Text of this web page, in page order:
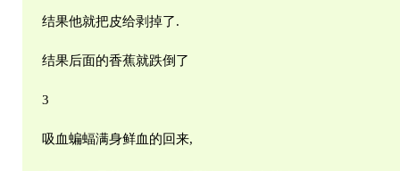
结果他就把皮给剥掉了.
结果后面的香蕉就跌倒了
3
吸血蝙蝠满身鲜血的回来,